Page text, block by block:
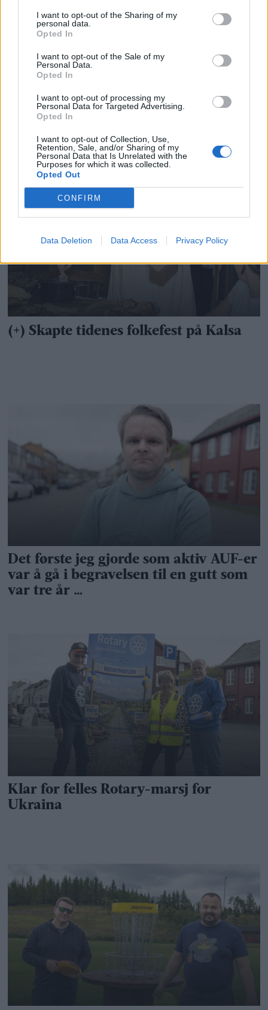
I want to opt-out of the Sharing of my
personal data.
Opted In
I want to opt-out of the Sale of my
Personal Data.
Opted In
I want to opt-out of processing my
Personal Data for Targeted Advertising.
Opted In
I want to opt-out of Collection, Use,
Retention, Sale, and/or Sharing of my
Personal Data that Is Unrelated with the
Purposes for which it was collected.
Opted Out
CONFIRM
Data Deletion Data Access Privacy Policy